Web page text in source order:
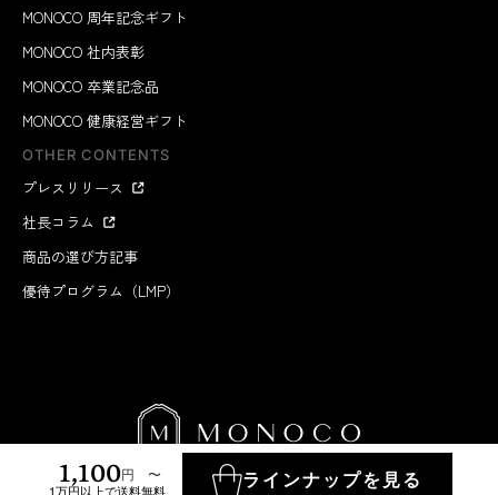
1,100円 〜
1万円以上で送料無料
ラインナップを見る
MONOCO 周年記念ギフト
MONOCO 社内表彰
MONOCO 卒業記念品
MONOCO 健康経営ギフト
OTHER CONTENTS
プレスリリース
社長コラム
商品の選び方記事
優待プログラム（LMP）